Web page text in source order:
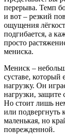
перерыва. Темп
и вот – резкий
ощущения
подгибается, а
просто
мениска.
Мениск –
суставе, который
нагрузку. Он
нагрузки, защите
Но стоит лишь
или подвергнуть
маленькая, но
поврежденной.